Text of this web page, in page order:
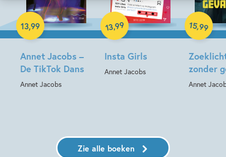
Annet Jacobs –
De TikTok Dans
Annet Jacobs
13,99
Hardcover
Insta Girls
Annet Jacobs
13,99
Hardcover
zonder
Annet
15,99
Hardcover
Zie alle boeken